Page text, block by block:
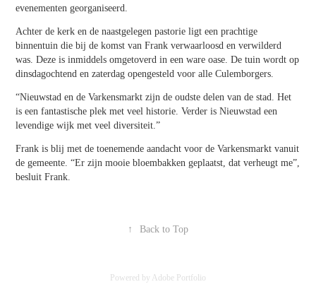
evenementen georganiseerd.
Achter de kerk en de naastgelegen pastorie ligt een prachtige
binnentuin die bij de komst van Frank verwaarloosd en verwilderd
was. Deze is inmiddels omgetoverd in een ware oase. De tuin wordt op
dinsdagochtend en zaterdag opengesteld voor alle Culemborgers.
“Nieuwstad en de Varkensmarkt zijn de oudste delen van de stad. Het
is een fantastische plek met veel historie. Verder is Nieuwstad een
levendige wijk met veel diversiteit.”
Frank is blij met de toenemende aandacht voor de Varkensmarkt vanuit
de gemeente. “Er zijn mooie bloembakken geplaatst, dat verheugt me”,
besluit Frank.
↑ Back to Top
Powered by Adobe Portfolio